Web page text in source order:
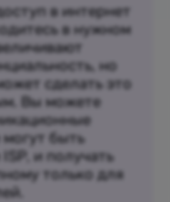
в интернет
в нужном
но
сделать это
Вы можете
быть
и получать
только для